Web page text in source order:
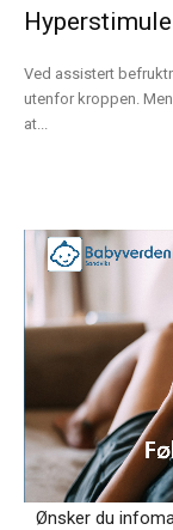
Ved assistert
utenfor kroppen.
at...
Ønsker du